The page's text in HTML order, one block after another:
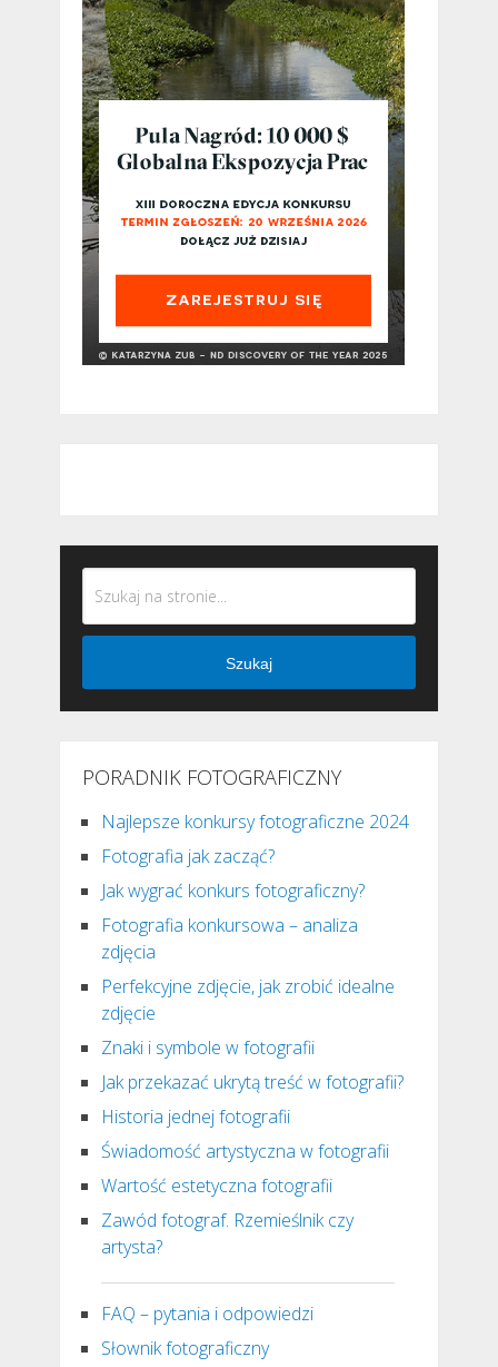
Szukaj
PORADNIK FOTOGRAFICZNY
Najlepsze konkursy fotograficzne 2024
Fotografia jak zacząć?
Jak wygrać konkurs fotograficzny?
Fotografia konkursowa – analiza
zdjęcia
Perfekcyjne zdjęcie, jak zrobić idealne
zdjęcie
Znaki i symbole w fotografii
Jak przekazać ukrytą treść w fotografii?
Historia jednej fotografii
Świadomość artystyczna w fotografii
Wartość estetyczna fotografii
Zawód fotograf. Rzemieślnik czy
artysta?
FAQ – pytania i odpowiedzi
Słownik fotograficzny